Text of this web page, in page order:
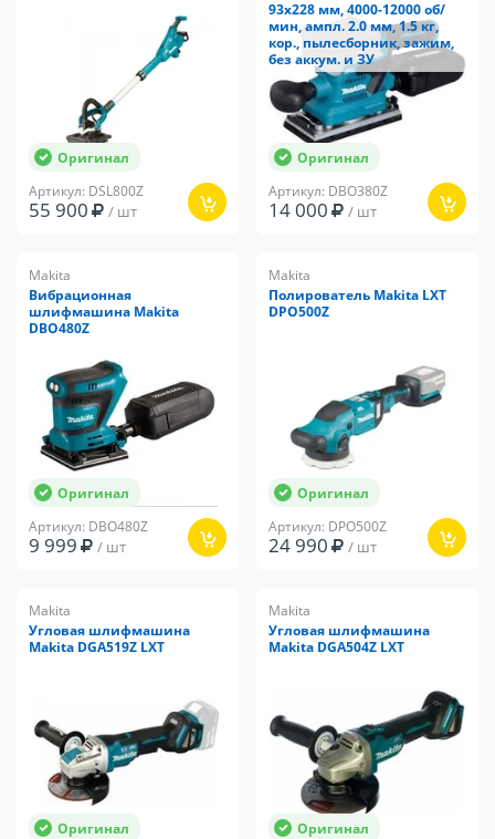
Оригинал
Артикул: DSL800Z
55 900 / шт
93x228 мм, 4000-12000 об/
мин, ампл. 2.0 мм, 1.5 кг,
кор., пылесборник, зажим,
без аккум. и ЗУ
Оригинал
Артикул: DBO380Z
14 000 / шт
Makita
Вибрационная
шлифмашина Makita
DBO480Z
Оригинал
Артикул: DBO480Z
9 999 / шт
Makita
Полирователь Makita LXT
DPO500Z
Оригинал
Артикул: DPO500Z
24 990 / шт
Makita
Угловая шлифмашина
Makita DGA519Z LXT
Оригинал
Makita
Угловая шлифмашина
Makita DGA504Z LXT
Оригинал